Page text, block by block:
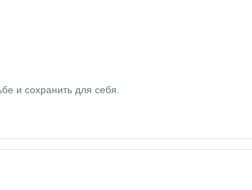
и сохранить для себя.